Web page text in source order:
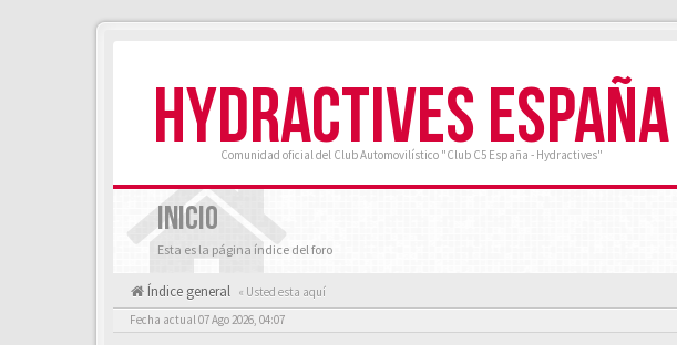
HYDRACTIVES ESPAÑA
Comunidad oficial del Club Automovilístico "Club C5 España - Hydractives"
INICIO
Esta es la página índice del foro
Índice general « Usted esta aquí
Fecha actual 07 Ago 2026, 04:07